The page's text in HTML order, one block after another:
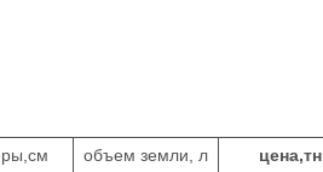
объем земли, л
цена,тн